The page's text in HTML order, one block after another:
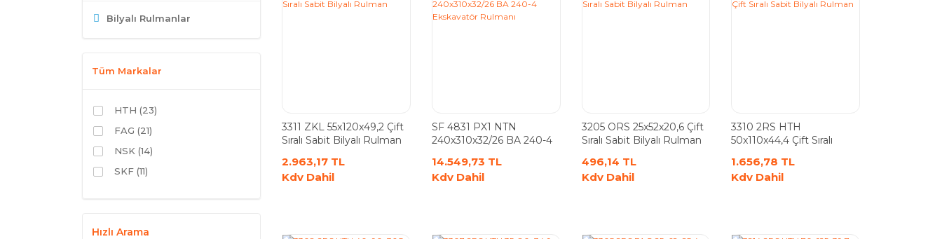
Bilyalı Rulmanlar
Tüm Markalar
HTH (23)
FAG (21)
NSK (14)
SKF (11)
ZKL (6)
Hızlı Arama
3311 ZKL 55x120x49,2 Çift
Sıralı Sabit Bilyalı Rulman
2.963,17 TL
Kdv Dahil
SF 4831 PX1 NTN
240x310x32/26 BA 240-4
14.549,73 TL
Kdv Dahil
3205 ORS 25x52x20,6 Çift
Sıralı Sabit Bilyalı Rulman
496,14 TL
Kdv Dahil
3310 2RS HTH
50x110x44,4 Çift Sıralı
1.656,78 TL
Kdv Dahil